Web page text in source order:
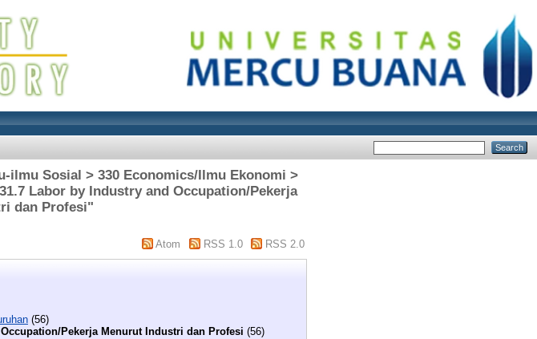
ilmu Sosial > 330 Economics/Ilmu Ekonomi >
Labor by Industry and Occupation/Pekerja
dan Profesi"
Atom RSS 1.0 RSS 2.0
(56)
Pekerja Menurut Industri dan Profesi (56)